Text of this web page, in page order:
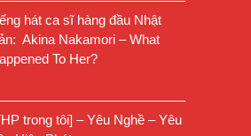
hát ca sĩ hàng đầu Nhật
Akina Nakamori – What
To Her?
trong tôi] – Yêu Nghề – Yêu